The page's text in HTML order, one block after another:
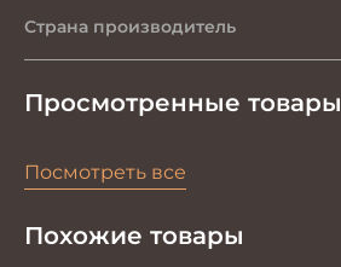
Страна производитель
Просмотренные товары
Посмотреть все
Похожие товары